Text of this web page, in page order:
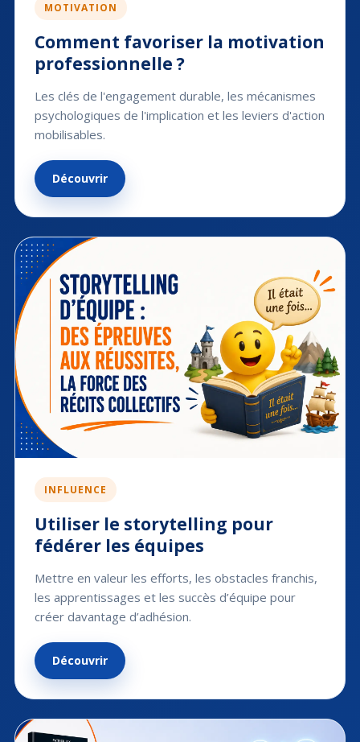
MOTIVATION
Comment favoriser la motivation
professionnelle ?
Les clés de l'engagement durable, les mécanismes
psychologiques de l'implication et les leviers d'action
mobilisables.
Découvrir
INFLUENCE
Utiliser le storytelling pour
fédérer les équipes
Mettre en valeur les efforts, les obstacles franchis,
les apprentissages et les succès d’équipe pour
créer davantage d’adhésion.
Découvrir